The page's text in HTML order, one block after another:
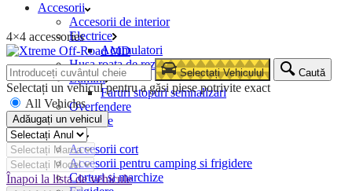
Accesorii
Accesorii de interior
Electrice
Acumulatori
Husa roata de rezerva
Lumini
Faruri stopuri semnalizari
Overfendere
Snorkele
Camping
Accesorii cort
Accesorii pentru camping si frigidere
Corturi si marchize
4×4 accessories
Selectați Vehiculul Caută
Selectați un vehicul pentru a găsi piese potrivite exact
All Vehicles
Adăugați un vehicul
Înapoi la lista de vehicule